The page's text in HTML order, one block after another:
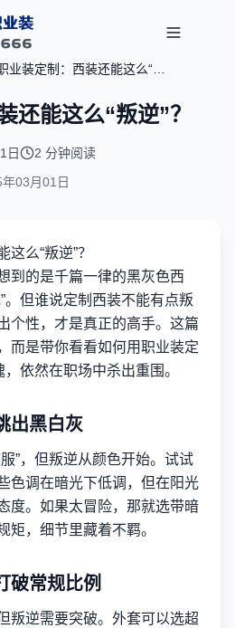
业装定制：西装还能这么“叛
还能这么“叛逆”？
日
2 分钟阅读
03月01日
么“叛逆”？
到的是千篇一律的黑灰色西
。但谁说定制西装不能有点叛
个性，才是真正的高手。这篇
而是带你看看如何用职业装定
，依然在职场中杀出重围。
出黑白灰
”，但叛逆从颜色开始。试试
色调在暗光下低调，但在阳光
度。如果太冒险，那就选带暗
矩，细节里藏着不羁。
破常规比例
叛逆需要突破。外套可以选超